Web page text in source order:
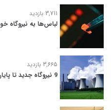
3,711 بازدید
لباس‌ها به نیروگاه
3,665 بازدید
9 نیروگاه جدید تا پایان امسال وارد مدار می‌شود